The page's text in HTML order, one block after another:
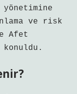
ve risk
Afet
konuldu.